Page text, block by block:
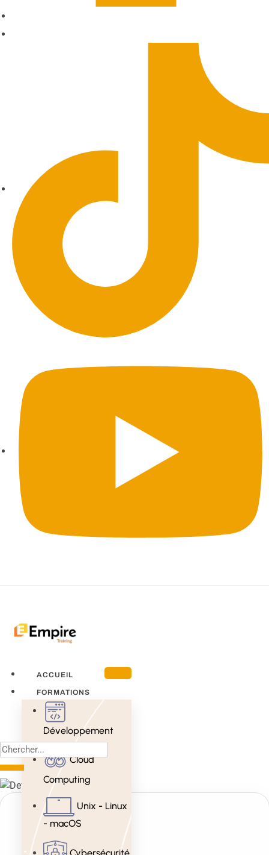
ACCUEIL
FORMATIONS
Développement
Cloud
Computing
Unix - Linux
- macOS